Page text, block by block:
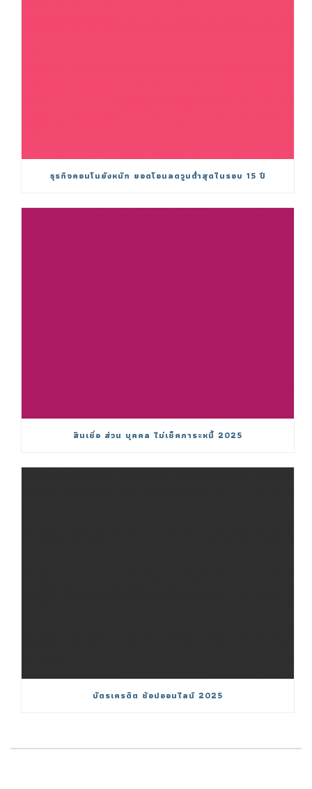
ธุรกิจคอนโนยังหนัก ยอดโอนลดวูบต่ำสุดในรอบ 15 ปี
สินเชื่อ ส่วน บุคคล ไม่เช็คภาระหนี้ 2025
บัตรเครดิต ช้อปออนไลน์ 2025